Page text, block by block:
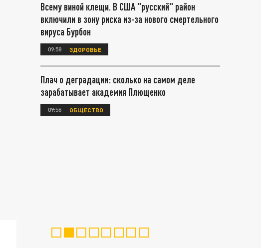
Всему виной клещи. В США "русский" район
включили в зону риска из-за нового смертельного
вируса Бурбон
09:58 ЗДОРОВЬЕ
Плач о деградации: сколько на самом деле
зарабатывает академия Плющенко
09:56 ОБЩЕСТВО